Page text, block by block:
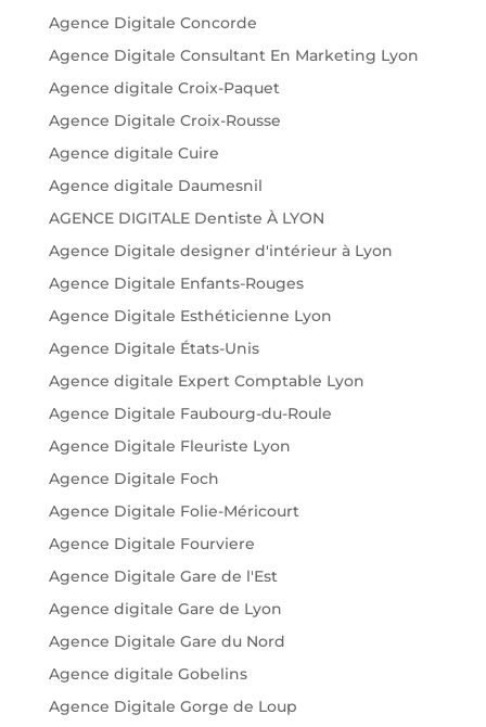
Agence Digitale Concorde
Agence Digitale Consultant En Marketing Lyon
Agence digitale Croix-Paquet
Agence Digitale Croix-Rousse
Agence digitale Cuire
Agence digitale Daumesnil
AGENCE DIGITALE Dentiste À LYON
Agence Digitale designer d'intérieur à Lyon
Agence Digitale Enfants-Rouges
Agence Digitale Esthéticienne Lyon
Agence Digitale États-Unis
Agence digitale Expert Comptable Lyon
Agence Digitale Faubourg-du-Roule
Agence Digitale Fleuriste Lyon
Agence Digitale Foch
Agence Digitale Folie-Méricourt
Agence Digitale Fourviere
Agence Digitale Gare de l'Est
Agence digitale Gare de Lyon
Agence Digitale Gare du Nord
Agence digitale Gobelins
Agence Digitale Gorge de Loup